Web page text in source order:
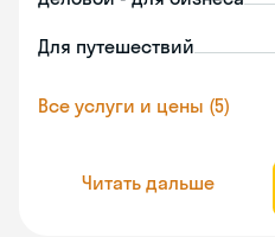
Для путешествий
Все услуги и цены (5)
Читать дальше